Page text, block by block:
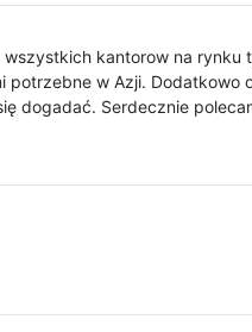
kantorow na rynku
potrzebne w Azji. Dodatkowo
dogadać. Serdecznie